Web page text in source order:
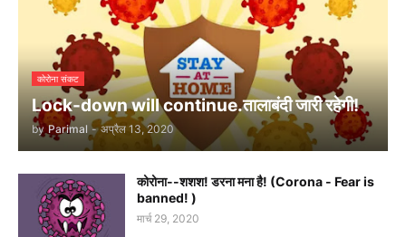
कोरोना संकट
Lock-down will continue.तालाबंदी जारी रहेगी!
by Parimal - अप्रैल 13, 2020
कोरोना--शशश! डरना मना है! (Corona - Fear is
banned! )
मार्च 29, 2020